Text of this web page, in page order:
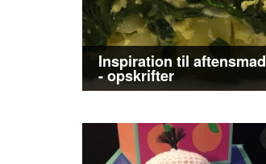
Inspiration til aftensmad
- opskrifter